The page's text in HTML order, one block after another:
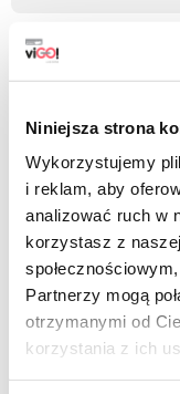
Niniejsza strona
Wykorzystujemy
i reklam, aby
analizować ruch w
korzystasz z
Partnerzy mogą
otrzymanymi od
korzystania z ich
zamówienia?
Ile kosztuje
wysyłka?
Czy
Jak
w razie pytań